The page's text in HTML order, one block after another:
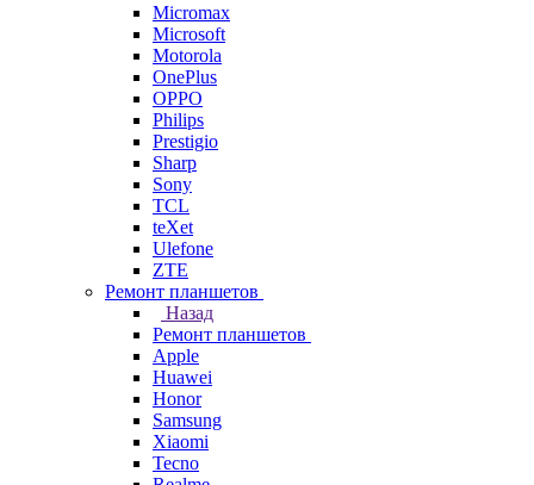
Micromax
Microsoft
Motorola
OnePlus
OPPO
Philips
Prestigio
Sharp
Sony
TCL
teXet
Ulefone
ZTE
Ремонт планшетов
Назад
Ремонт планшетов
Apple
Huawei
Honor
Samsung
Xiaomi
Tecno